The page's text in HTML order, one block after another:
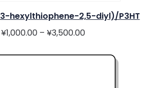
hexylthiophene-2,5-diyl)/P3HT
¥1,000.00 – ¥3,500.00